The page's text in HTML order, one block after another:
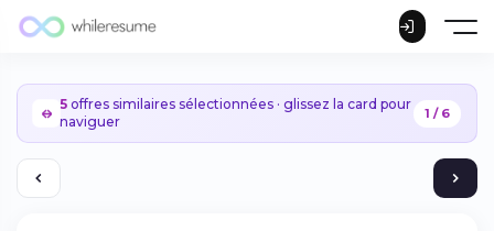
5 offres similaires sélectionnées · glissez la card pour
naviguer
1 / 6